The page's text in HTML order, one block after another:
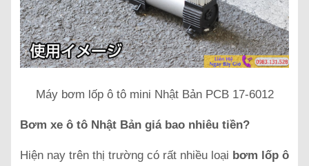
Máy bơm lốp ô tô mini Nhật Bản PCB 17-6012
Bơm xe ô tô Nhật Bản giá bao nhiêu tiền?
Hiện nay trên thị trường có rất nhiều loại bơm lốp ô